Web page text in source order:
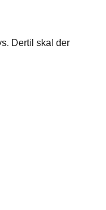
Dertil skal der